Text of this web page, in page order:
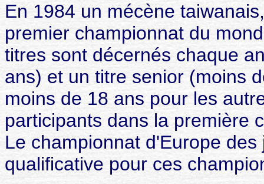
En 1984 un mécène
premier championnat du
titres sont décernés chaque
ans) et un titre senior (moins
moins de 18 ans pour les
participants dans la première
Le championnat d'Europe
qualificative pour ces